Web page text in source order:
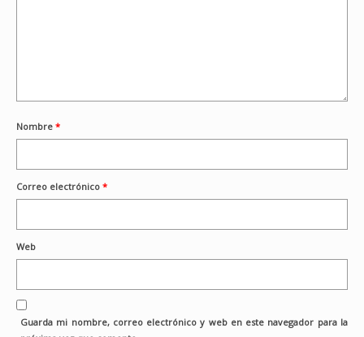
Nombre *
Correo electrónico *
Web
Guarda mi nombre, correo electrónico y web en este navegador para la